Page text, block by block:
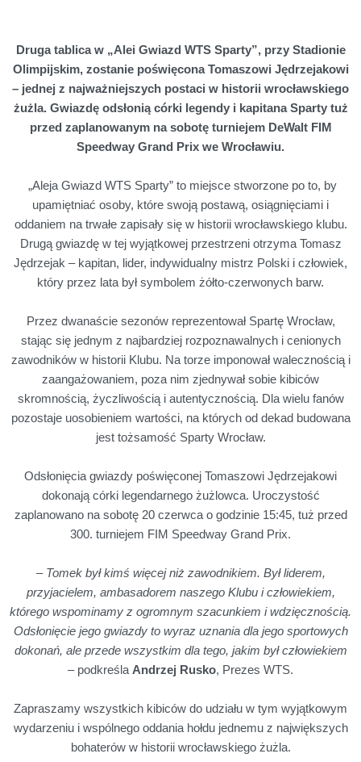
Druga tablica w „Alei Gwiazd WTS Sparty”, przy Stadionie
Olimpijskim, zostanie poświęcona Tomaszowi Jędrzejakowi
– jednej z najważniejszych postaci w historii wrocławskiego
żużla. Gwiazdę odsłonią córki legendy i kapitana Sparty tuż
przed zaplanowanym na sobotę turniejem DeWalt FIM
Speedway Grand Prix we Wrocławiu.
„Aleja Gwiazd WTS Sparty” to miejsce stworzone po to, by
upamiętniać osoby, które swoją postawą, osiągnięciami i
oddaniem na trwałe zapisały się w historii wrocławskiego klubu.
Drugą gwiazdę w tej wyjątkowej przestrzeni otrzyma Tomasz
Jędrzejak – kapitan, lider, indywidualny mistrz Polski i człowiek,
który przez lata był symbolem żółto-czerwonych barw.
Przez dwanaście sezonów reprezentował Spartę Wrocław,
stając się jednym z najbardziej rozpoznawalnych i cenionych
zawodników w historii Klubu. Na torze imponował walecznością i
zaangażowaniem, poza nim zjednywał sobie kibiców
skromnością, życzliwością i autentycznością. Dla wielu fanów
pozostaje uosobieniem wartości, na których od dekad budowana
jest tożsamość Sparty Wrocław.
Odsłonięcia gwiazdy poświęconej Tomaszowi Jędrzejakowi
dokonają córki legendarnego żużlowca. Uroczystość
zaplanowano na sobotę 20 czerwca o godzinie 15:45, tuż przed
300. turniejem FIM Speedway Grand Prix.
– Tomek był kimś więcej niż zawodnikiem. Był liderem,
przyjacielem, ambasadorem naszego Klubu i człowiekiem,
którego wspominamy z ogromnym szacunkiem i wdzięcznością.
Odsłonięcie jego gwiazdy to wyraz uznania dla jego sportowych
dokonań, ale przede wszystkim dla tego, jakim był człowiekiem
– podkreśla Andrzej Rusko, Prezes WTS.
Zapraszamy wszystkich kibiców do udziału w tym wyjątkowym
wydarzeniu i wspólnego oddania hołdu jednemu z największych
bohaterów w historii wrocławskiego żużla.